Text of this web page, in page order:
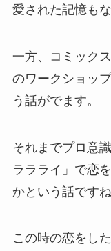
愛された記憶も
一方、コミック
のワークショッ
う話がでます。
それまでプロ意
ララライ」で恋
かという話ですね
この時の恋をし